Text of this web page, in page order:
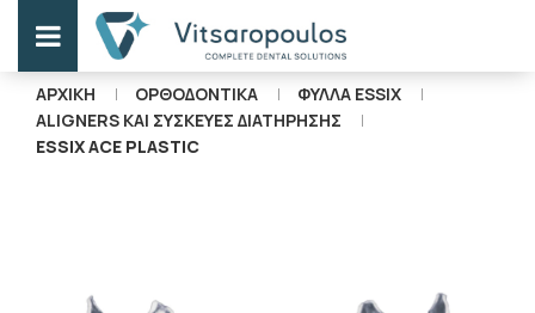
ΑΡΧΙΚΗ ΟΡΘΟΔΟΝΤΙΚΑ
ΦΥΛΛΑ ESSIX
ALIGNERS ΚΑΙ ΣΥΣΚΕΥΕΣ ΔΙΑΤΗΡΗΣΗΣ
ESSIX ACE PLASTIC